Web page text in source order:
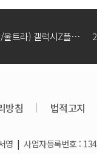
갤럭시Z폴드8(와이드/울트라) 갤럭시Z플립8 사전예약 공지사항
공통지원금 상향!
방침 | 법적고지
영 | 사업자등록번호 :